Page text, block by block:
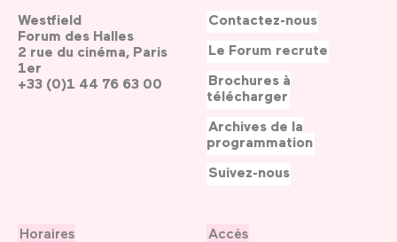
Westfield
Forum des Halles
2 rue du cinéma, Paris
1er
+33 (0)1 44 76 63 00
Horaires
Accès
Contactez-nous
Le Forum recrute
Brochures à
télécharger
Archives de la
programmation
Suivez-nous